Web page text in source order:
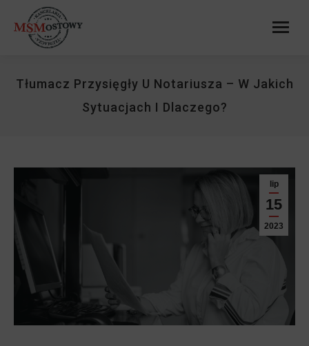
Tłumacz Przysięgły U Notariusza – W Jakich
Sytuacjach I Dlaczego?
lip
15
2023